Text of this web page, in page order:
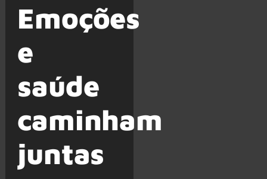
Emoções
e
saúde
caminham
juntas